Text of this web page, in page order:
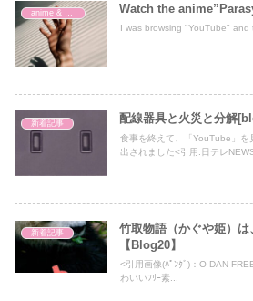
anime & movie Watch the
I was browsing "YouTube" and
新着記事 配線器具と火災と分解
食事を終えて、「YouTube」を
出されました<引用:日テレNEWS
新着記事
竹取物語（かぐや姫）
【Blog20】
<引用画像(ﾊﾟﾝﾀﾞ)：O-DAN
わいいﾌﾘｰ素...